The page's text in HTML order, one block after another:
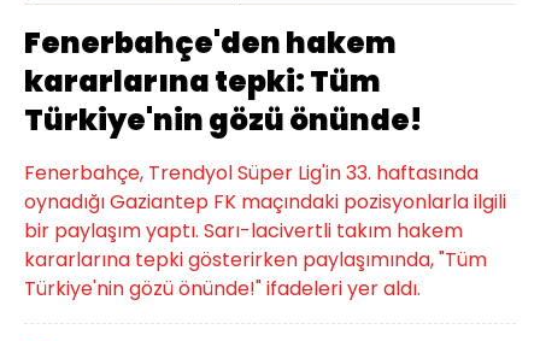
Fenerbahçe'den hakem
kararlarına tepki: Tüm
Türkiye'nin gözü önünde!
Fenerbahçe, Trendyol Süper Lig'in 33. haftasında
oynadığı Gaziantep FK maçındaki pozisyonlarla ilgili
bir paylaşım yaptı. Sarı-lacivertli takım hakem
kararlarına tepki gösterirken paylaşımında, "Tüm
Türkiye'nin gözü önünde!" ifadeleri yer aldı.